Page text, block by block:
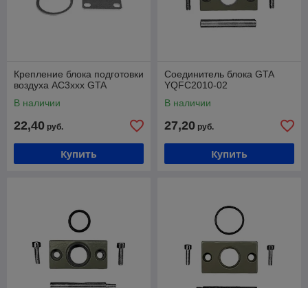
Крепление блока подготовки
воздуха АС3ххх GTA
В наличии
22,40 руб.
Купить
Соединитель блока GTA
YQFC2010-02
В наличии
27,20 руб.
Купить